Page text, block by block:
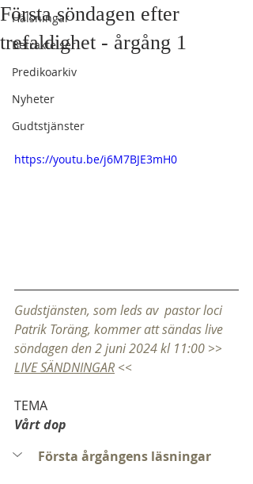
Hälsningar
Betraktelser
Predikoarkiv
Nyheter
Gudtstjänster
Första söndagen efter
trefaldighet - årgång 1
https://youtu.be/j6M7BJE3mH0
Gudstjänsten, som leds av  pastor loci
Patrik Toräng, kommer att sändas live
söndagen den 2 juni 2024 kl 11:00 >>
LIVE SÄNDNINGAR <<
TEMA
Vårt dop
Första årgångens läsningar